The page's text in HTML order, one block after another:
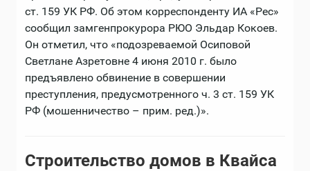
ст. 159 УК РФ. Об этом корреспонденту ИА «Рес»
сообщил замгенпрокурора РЮО Эльдар Кокоев.
Он отметил, что «подозреваемой Осиповой
Светлане Азретовне 4 июня 2010 г. было
предъявлено обвинение в совершении
преступления, предусмотренного ч. 3 ст. 159 УК
РФ (мошенничество – прим. ред.)».
Строительство домов в Квайса